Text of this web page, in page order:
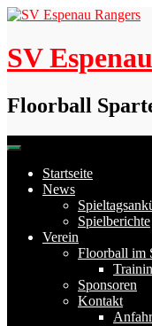
Skip
content
SV
Floorball
Startseite
News
Spielberichte
Verein
Floorball im
Sponsoren
Kontakt